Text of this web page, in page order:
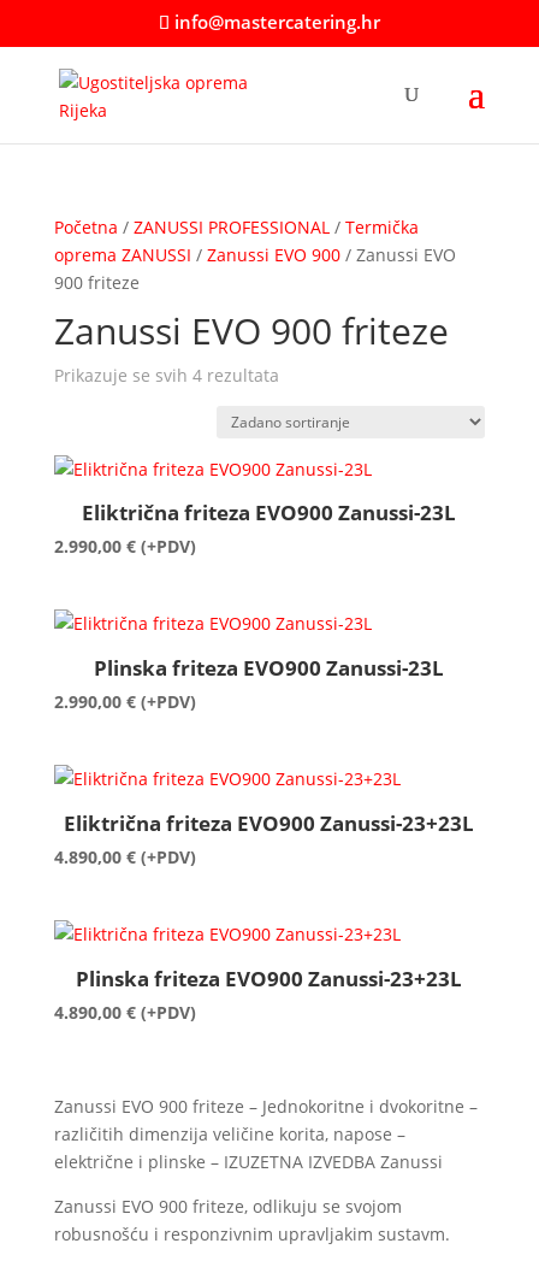
info@mastercatering.hr
Početna / ZANUSSI PROFESSIONAL / Termička
oprema ZANUSSI / Zanussi EVO 900/ Zanussi EVO
900 friteze
Zanussi EVO 900 friteze
Prikazuje se svih 4 rezultata
Eliktrična friteza EVO900 Zanussi-23L
2.990,00 € (+PDV)
Plinska friteza EVO900 Zanussi-23L
2.990,00 € (+PDV)
Eliktrična friteza EVO900 Zanussi-23+23L
4.890,00 € (+PDV)
Plinska friteza EVO900 Zanussi-23+23L
4.890,00 € (+PDV)
Zanussi EVO 900 friteze – Jednokoritne i dvokoritne –
različitih dimenzija veličine korita, napose –
električne i plinske – IZUZETNA IZVEDBA Zanussi
Zanussi EVO 900 friteze, odlikuju se svojom
robusnošću i responzivnim upravljakim sustavm.